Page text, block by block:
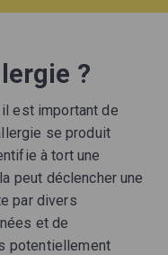
?
est important de
se produit
à tort une
peut déclencher une
par divers
et de
potentiellement